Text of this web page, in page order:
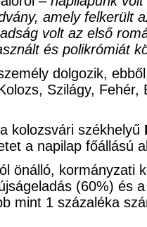
amely felkerült
volt az első
és polikrómiát
dolgozik,
Szilágy,
kolozsvári székhelyű
a napilap főállású
önálló, kormányzati
(60%) és
mint 1 százaléka